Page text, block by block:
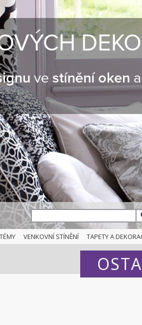
ve stínění oken a
VENKOVNÍ STÍNĚNÍ TAPETY A